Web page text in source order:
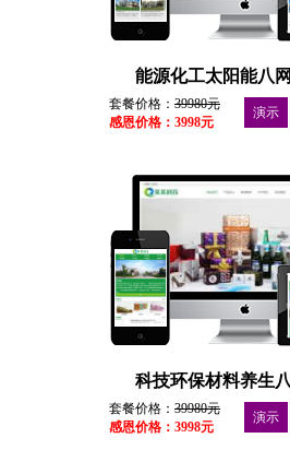
能源化工太阳能八
套餐价格： 39980元
感恩价格：3998元
演示
科技环保材料养生
套餐价格： 39980元
感恩价格：3998元
演示